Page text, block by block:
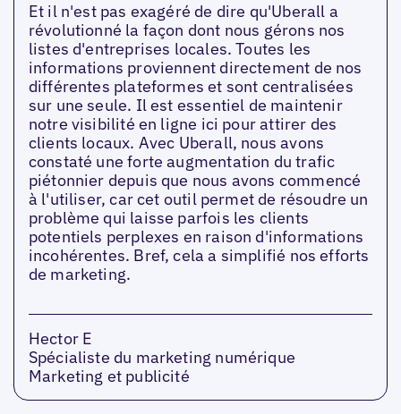
Et il n'est pas exagéré de dire qu'Uberall a
révolutionné la façon dont nous gérons nos
listes d'entreprises locales. Toutes les
informations proviennent directement de nos
différentes plateformes et sont centralisées
sur une seule. Il est essentiel de maintenir
notre visibilité en ligne ici pour attirer des
clients locaux. Avec Uberall, nous avons
constaté une forte augmentation du trafic
piétonnier depuis que nous avons commencé
à l'utiliser, car cet outil permet de résoudre un
problème qui laisse parfois les clients
potentiels perplexes en raison d'informations
incohérentes. Bref, cela a simplifié nos efforts
de marketing.
Hector E
Spécialiste du marketing numérique
Marketing et publicité